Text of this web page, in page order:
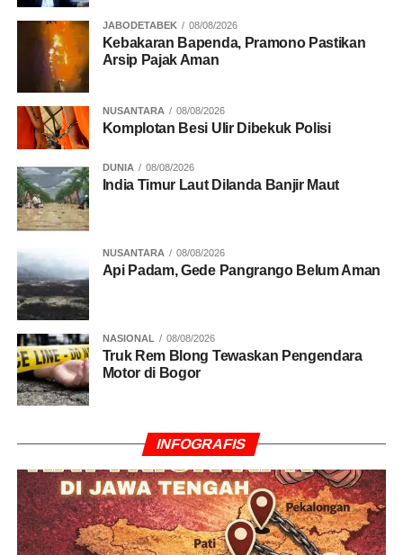
UP NEXT
Riau Bhayangkara Run 2026 Dipastikan Kembali
Digelar, Polda Riau Siapkan Event Lari Terbesar
di Sumatera
DON'T MISS
100 Ton Arang Bakau Disita, Polda Riau Bongkar
Perusakan Mangrove di Meranti
JABODETABEK 08/08/2026
Kebakaran Bapenda, Pramono Pastikan
Arsip Pajak Aman
NUSANTARA 08/08/2026
Komplotan Besi Ulir Dibekuk Polisi
DUNIA 08/08/2026
India Timur Laut Dilanda Banjir Maut
NUSANTARA 08/08/2026
Api Padam, Gede Pangrango Belum Aman
NASIONAL 08/08/2026
Truk Rem Blong Tewaskan Pengendara
Motor di Bogor
INFOGRAFIS